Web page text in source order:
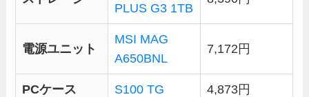
PLUS G3 1TB
電源ユニット
MSI MAG
A650BNL
7,172円
PCケース S100 TG 4,873円